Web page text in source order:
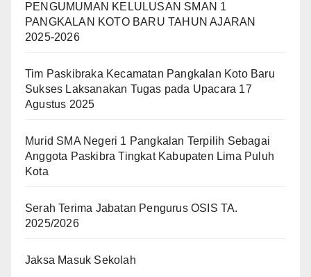
PENGUMUMAN KELULUSAN SMAN 1
PANGKALAN KOTO BARU TAHUN AJARAN
2025-2026
Tim Paskibraka Kecamatan Pangkalan Koto Baru
Sukses Laksanakan Tugas pada Upacara 17
Agustus 2025
Murid SMA Negeri 1 Pangkalan Terpilih Sebagai
Anggota Paskibra Tingkat Kabupaten Lima Puluh
Kota
Serah Terima Jabatan Pengurus OSIS TA.
2025/2026
Jaksa Masuk Sekolah